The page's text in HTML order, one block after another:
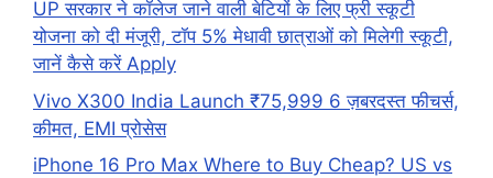
UP सरकार ने कॉलेज जाने वाली बेटियों के लिए फ्री स्कूटी
योजना को दी मंजूरी, टॉप 5% मेधावी छात्राओं को मिलेगी स्कूटी,
जानें कैसे करें Apply
Vivo X300 India Launch ₹75,999 6 ज़बरदस्त फीचर्स,
कीमत, EMI प्रोसेस
iPhone 16 Pro Max Where to Buy Cheap? US vs